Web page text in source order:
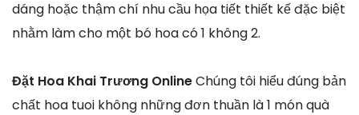
dáng hoặc thậm chí nhu cầu họa tiết thiết kế đặc biệt
nhằm làm cho một bó hoa có 1 không 2.
Đặt Hoa Khai Trương OnlineChúng tôi hiểu đúng bản
chất hoa tuoi không những đơn thuần là 1 món quà